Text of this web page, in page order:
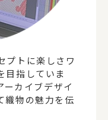
プトに楽しさワ
目指していま
カイブデザイ
織物の魅力を伝